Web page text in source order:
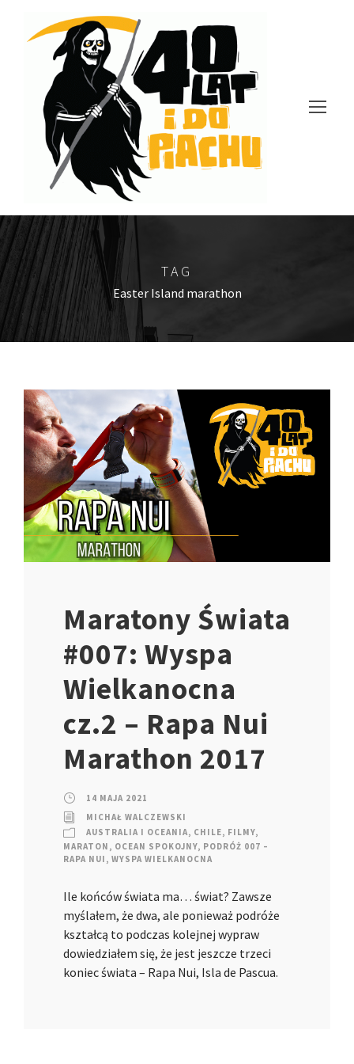
TAG
Easter Island marathon
Maratony Świata
#007: Wyspa
Wielkanocna
cz.2 – Rapa Nui
Marathon 2017
14 MAJA 2021
MICHAŁ WALCZEWSKI
AUSTRALIA I OCEANIA, CHILE, FILMY,
MARATON , OCEAN SPOKOJNY, PODRÓŻ 007 –
RAPA NUI , WYSPA WIELKANOCNA
Ile końców świata ma… świat? Zawsze
myślałem, że dwa, ale ponieważ podróże
kształcą to podczas kolejnej wypraw
dowiedziałem się, że jest jeszcze trzeci
koniec świata – Rapa Nui, Isla de Pascua.